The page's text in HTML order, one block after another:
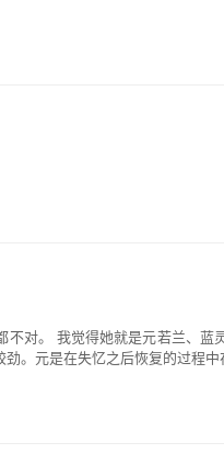
对。 我觉得她就是元若兰、
。元是在失忆之后恢复的过程